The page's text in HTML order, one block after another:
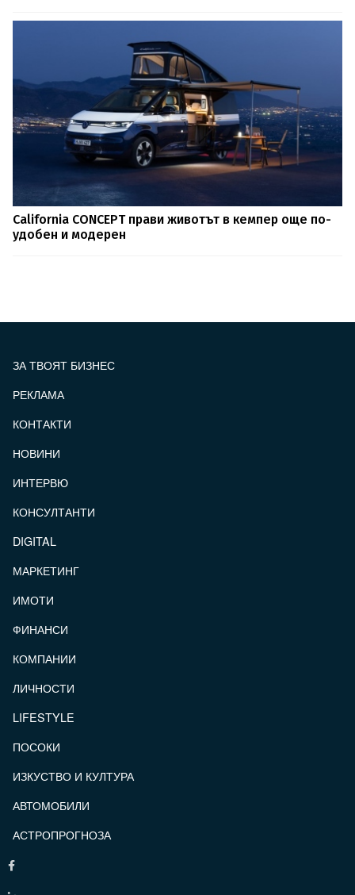
California CONCEPT прави животът в кемпер още по-
удобен и модерен
ЗА ТВОЯТ БИЗНЕС
РЕКЛАМА
КОНТАКТИ
НОВИНИ
ИНТЕРВЮ
КОНСУЛТАНТИ
DIGITAL
МАРКЕТИНГ
ИМОТИ
ФИНАНСИ
КОМПАНИИ
ЛИЧНОСТИ
LIFESTYLE
ПОСОКИ
ИЗКУСТВО И КУЛТУРА
АВТОМОБИЛИ
АСТРОПРОГНОЗА